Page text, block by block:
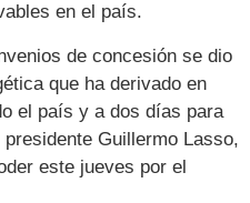
en el país.
de concesión se dio
que ha derivado en
el país y a dos días para
Guillermo Lasso,
este jueves por el